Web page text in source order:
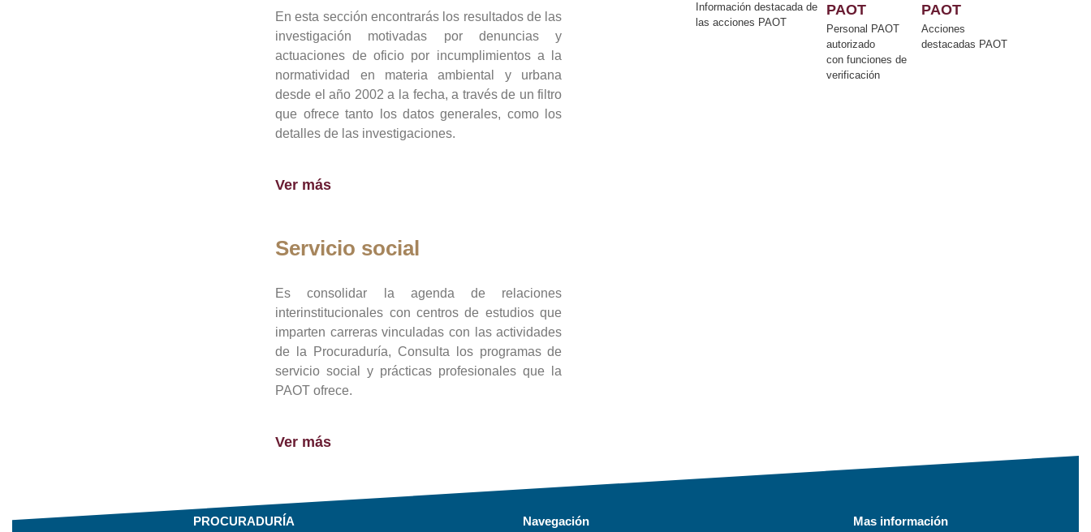
En esta sección encontrarás los resultados de las
investigación motivadas por denuncias y
actuaciones de oficio por incumplimientos a la
normatividad en materia ambiental y urbana
desde el año 2002 a la fecha, a través de un filtro
que ofrece tanto los datos generales, como los
detalles de las investigaciones.
Ver más
Servicio social
Es consolidar la agenda de relaciones
interinstitucionales con centros de estudios que
imparten carreras vinculadas con las actividades
de la Procuraduría, Consulta los programas de
servicio social y prácticas profesionales que la
PAOT ofrece.
Ver más
Información destacada de
las acciones PAOT
PAOT
Personal PAOT
autorizado
con funciones de
verificación
PAOT
Acciones
destacadas PAOT
PROCURADURÍA Navegación Mas información